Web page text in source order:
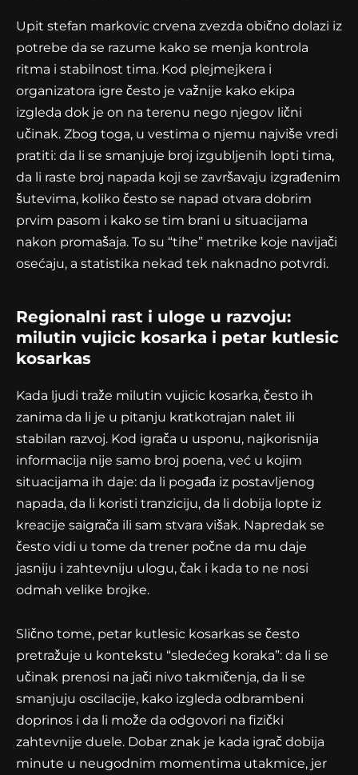
Upit stefan markovic crvena zvezda obično dolazi iz
potrebe da se razume kako se menja kontrola
ritma i stabilnost tima. Kod plejmejkera i
organizatora igre često je važnije kako ekipa
izgleda dok je on na terenu nego njegov lični
učinak. Zbog toga, u vestima o njemu najviše vredi
pratiti: da li se smanjuje broj izgubljenih lopti tima,
da li raste broj napada koji se završavaju izgrađenim
šutevima, koliko često se napad otvara dobrim
prvim pasom i kako se tim brani u situacijama
nakon promašaja. To su “tihe” metrike koje navijači
osećaju, a statistika nekad tek naknadno potvrdi.
Regionalni rast i uloge u razvoju:
milutin vujicic kosarka i petar kutlesic
kosarkas
Kada ljudi traže milutin vujicic kosarka, često ih
zanima da li je u pitanju kratkotrajan nalet ili
stabilan razvoj. Kod igrača u usponu, najkorisnija
informacija nije samo broj poena, već u kojim
situacijama ih daje: da li pogađa iz postavljenog
napada, da li koristi tranziciju, da li dobija lopte iz
kreacije saigrača ili sam stvara višak. Napredak se
često vidi u tome da trener počne da mu daje
jasniju i zahtevniju ulogu, čak i kada to ne nosi
odmah velike brojke.
Slično tome, petar kutlesic kosarkas se često
pretražuje u kontekstu “sledećeg koraka”: da li se
učinak prenosi na jači nivo takmičenja, da li se
smanjuju oscilacije, kako izgleda odbrambeni
doprinos i da li može da odgovori na fizički
zahtevnije duele. Dobar znak je kada igrač dobija
minute u neugodnim momentima utakmice, jer